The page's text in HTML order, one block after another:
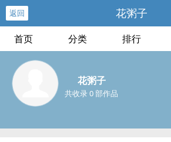
返回 花粥子
首页 分类 排行
花粥子
共收录 0 部作品